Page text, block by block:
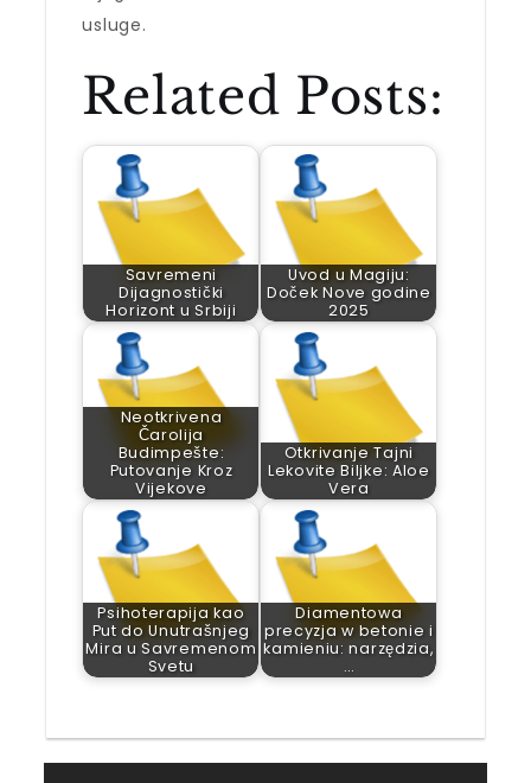
usluge.
Related Posts:
Savremeni
Dijagnostički
Horizont u Srbiji
Uvod u Magiju:
Doček Nove godine
2025
Neotkrivena
Čarolija
Budimpešte:
Putovanje Kroz
Vijekove
Otkrivanje Tajni
Lekovite Biljke: Aloe
Vera
Psihoterapija kao
Put do Unutrašnjeg
Mira u Savremenom
Svetu
Diamentowa
precyzja w betonie i
kamieniu: narzędzia,
…